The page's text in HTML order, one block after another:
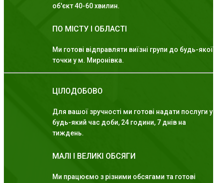
об'єкт 40-60 хвилин.
ПО МІСТУ І ОБЛАСТІ
Ми готові відправляти виїзні групи до будь-якої
точки у м. Миронівка.
ЦІЛОДОБОВО
Для вашої зручності ми готові надати послуги у
будь-який час доби, 24 години, 7 днів на
тиждень.
МАЛІ І ВЕЛИКІ ОБСЯГИ
Ми працюємо з різними обсягами та готові